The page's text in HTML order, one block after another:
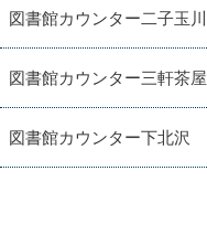
図書館カウンター二子玉川
図書館カウンター三軒茶屋
図書館カウンター下北沢